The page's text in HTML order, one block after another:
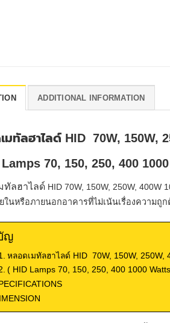
ADDITIONAL INFORMATION
มทัลฮาไลด์ HID 70W, 150W,
70, 150, 250, 400 1000
ทัลฮาไลด์ HID 70W, 150W, 250W, 400W
ในหรือภายนอกอาคารที่ไม่เน้นเรื่องความถู
ญ
หลอดเมทัลฮาไลด์ HID 70W, 150W, 250W,
( HID Lamps 70, 150, 250, 400 1000